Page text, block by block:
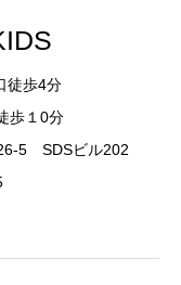
徒歩4分
歩１0分
5 SDSビル202